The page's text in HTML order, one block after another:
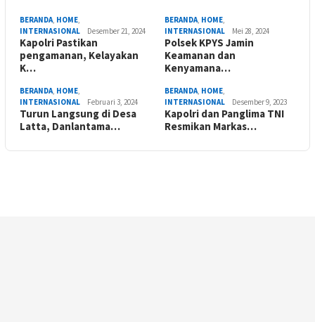
BERANDA HOME
INTERNASIONAL
Desember 21, 2024
Kapolri Pastikan
pengamanan, Kelayakan
K…
BERANDA HOME
INTERNASIONAL
Mei 28, 2024
Polsek KPYS Jamin
Keamanan dan
Kenyamana…
BERANDA HOME
INTERNASIONAL
Februari 3, 2024
Turun Langsung di Desa
Latta, Danlantama…
BERANDA HOME
INTERNASIONAL
Desember 9, 2023
Kapolri dan Panglima TNI
Resmikan Markas…